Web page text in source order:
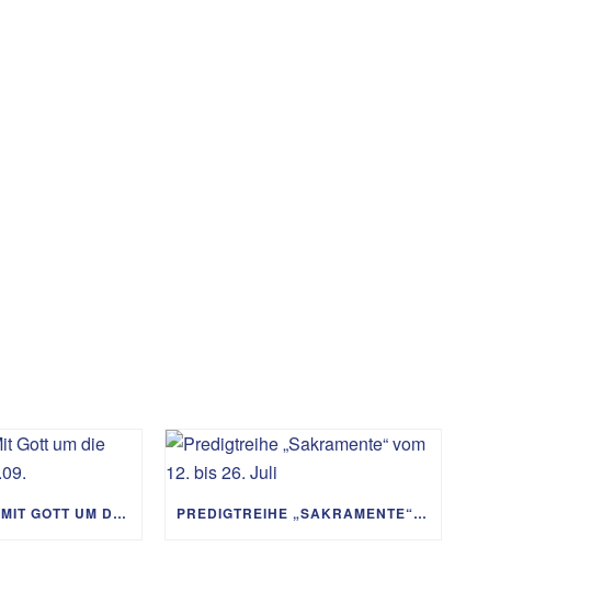
PREDIGTREIHE „MIT GOTT UM DIE WELT“ 02.08. – 06.09. PREDIGTREIHE „SAKRAMENTE“ VOM 12. BIS 26. JULI